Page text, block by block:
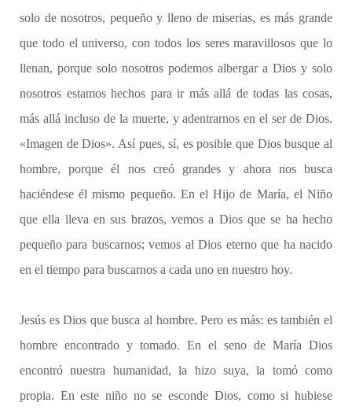
solo de nosotros, pequeño y lleno de miserias, es más grande
que todo el universo, con todos los seres maravillosos que lo
llenan, porque solo nosotros podemos albergar a Dios y solo
nosotros estamos hechos para ir más allá de todas las cosas,
más allá incluso de la muerte, y adentrarnos en el ser de Dios.
«Imagen de Dios». Así pues, sí, es posible que Dios busque al
hombre, porque él nos creó grandes y ahora nos busca
haciéndese él mismo pequeño. En el Hijo de María, el Niño
que ella lleva en sus brazos, vemos a Dios que se ha hecho
pequeño para buscarnos; vemos al Dios eterno que ha nacido
en el tiempo para buscarnos a cada uno en nuestro hoy.
Jesús es Dios que busca al hombre. Pero es más: es también el
hombre encontrado y tomado. En el seno de María Dios
encontró nuestra humanidad, la hizo suya, la tomó como
propia. En este niño no se esconde Dios, como si hubiese